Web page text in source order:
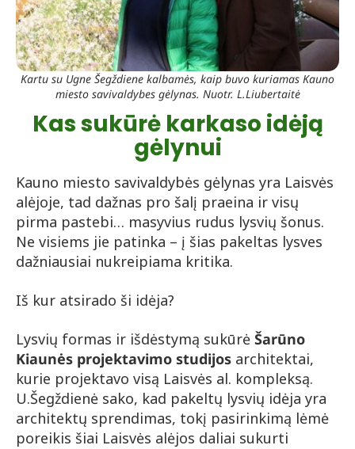
Kartu su Ugne Šegždiene kalbamės, kaip buvo kuriamas Kauno
miesto savivaldybes gėlynas. Nuotr. L.Liubertaitė
Kas sukūrė karkaso idėją
gėlynui
Kauno miesto savivaldybės gėlynas yra Laisvės
alėjoje, tad dažnas pro šalį praeina ir visų
pirma pastebi… masyvius rudus lysvių šonus.
Ne visiems jie patinka – į šias pakeltas lysves
dažniausiai nukreipiama kritika.
Iš kur atsirado ši idėja?
Lysvių formas ir išdėstymą sukūrė Šarūno
Kiaunės projektavimo studijos architektai,
kurie projektavo visą Laisvės al. kompleksą.
U.Šegždienė sako, kad pakeltų lysvių idėja yra
architektų sprendimas, tokį pasirinkimą lėmė
poreikis šiai Laisvės alėjos daliai sukurti